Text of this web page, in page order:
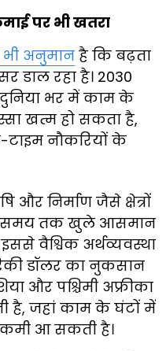
पर भी खतरा
भी अनुमान है कि बढ़ता
डाल रहा है। 2030
भर में काम के
खत्म हो सकता है,
नौकरियों के
निर्माण जैसे क्षेत्रों
समय तक खुले आसमान
वैश्विक अर्थव्यवस्था
डॉलर का नुकसान
और पश्चिमी अफ्रीका
है, जहां काम के घंटों में
कमी आ सकती है।